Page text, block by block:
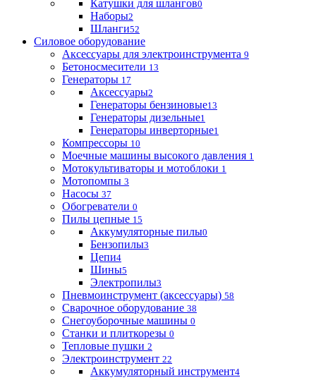
Катушки для шлангов0
Наборы2
Шланги52
Силовое оборудование
Аксессуары для электроинструмента 9
Бетоносмесители 13
Генераторы 17
Аксессуары2
Генераторы бензиновые13
Генераторы дизельные1
Генераторы инверторные1
Компрессоры 10
Моечные машины высокого давления 1
Мотокультиваторы и мотоблоки 1
Мотопомпы 3
Насосы 37
Обогреватели 0
Пилы цепные 15
Аккумуляторные пилы0
Бензопилы3
Цепи4
Шины5
Электропилы3
Пневмоинструмент (аксессуары) 58
Сварочное оборудование 38
Снегоуборочные машины 0
Станки и плиткорезы 0
Тепловые пушки 2
Электроинструмент 22
Аккумуляторный инструмент4